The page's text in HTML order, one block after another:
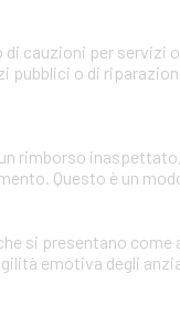
cauzioni per
o di
rimborso
Questo è un
si presentano
emotiva degli